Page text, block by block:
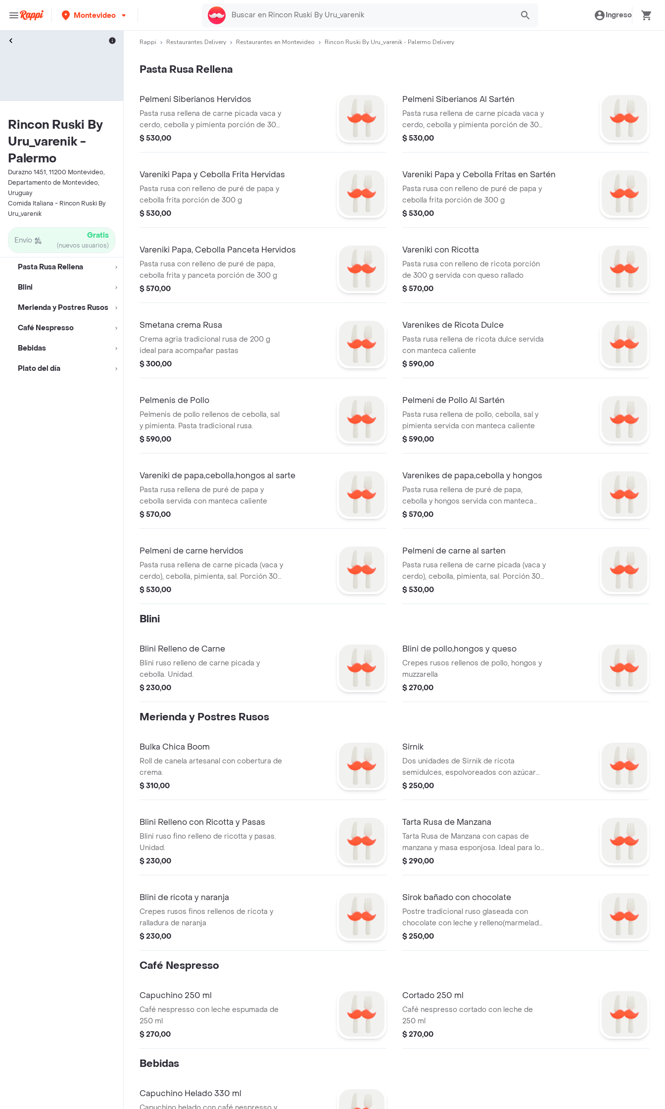
Montevideo Ingreso
Rincon Ruski By
Uru_varenik -
Palermo
Durazno 1451, 11200 Montevideo,
Departamento de Montevideo,
Uruguay
Comida Italiana - Rincon Ruski By
Uru_varenik
Envío Gratis
(nuevos usuarios)
Pasta Rusa Rellena
Blini
Merienda y Postres Rusos
Café Nespresso
Bebidas
Plato del día
Rappi Restaurantes Delivery Restaurantes en Montevideo Rincon Ruski By Uru_varenik - Palermo Delivery
Pasta Rusa Rellena
Pelmeni Siberianos Hervidos
Pasta rusa rellena de carne picada vaca y
cerdo, cebolla y pimienta porción de 300
g
$ 530,00
Pelmeni Siberianos Al Sartén
Pasta rusa rellena de carne picada vaca y
cerdo, cebolla y pimienta porción de 300
g
$ 530,00
Vareniki Papa y Cebolla Frita Hervidas
Pasta rusa con relleno de puré de papa y
cebolla frita porción de 300 g
$ 530,00
Vareniki Papa y Cebolla Fritas en Sartén
Pasta rusa con relleno de puré de papa y
cebolla frita porción de 300 g
$ 530,00
Vareniki Papa, Cebolla Panceta Hervidos
Pasta rusa con relleno de puré de papa,
cebolla frita y panceta porción de 300 g
$ 570,00
Vareniki con Ricotta
Pasta rusa con relleno de ricota porción
de 300 g servida con queso rallado
$ 570,00
Smetana crema Rusa
Crema agria tradicional rusa de 200 g
ideal para acompañar pastas
$ 300,00
Varenikes de Ricota Dulce
Pasta rusa rellena de ricota dulce servida
con manteca caliente
$ 590,00
Pelmenis de Pollo
Pelmenis de pollo rellenos de cebolla, sal
y pimienta. Pasta tradicional rusa.
$ 590,00
Pelmeni de Pollo Al Sartén
Pasta rusa rellena de pollo, cebolla, sal y
pimienta servida con manteca caliente
$ 590,00
Vareniki de papa,cebolla,hongos al sarte
Pasta rusa rellena de puré de papa y
cebolla servida con manteca caliente
$ 570,00
Varenikes de papa,cebolla y hongos
Pasta rusa rellena de puré de papa,
cebolla y hongos servida con manteca
caliente
$ 570,00
Pelmeni de carne hervidos
Pasta rusa rellena de carne picada (vaca y
cerdo), cebolla, pimienta, sal. Porción 300
g. Servida con manteca caliente. Tambien
$ 530,00
Pelmeni de carne al sarten
Pasta rusa rellena de carne picada (vaca y
cerdo), cebolla, pimienta, sal. Porción 300
g. Servida con manteca caliente. Tambien
$ 530,00
Blini
Blini Relleno de Carne
Blini ruso relleno de carne picada y
cebolla. Unidad.
$ 230,00
Blini de pollo,hongos y queso
Crepes rusos rellenos de pollo, hongos y
muzzarella
$ 270,00
Merienda y Postres Rusos
Bulka Chica Boom
Roll de canela artesanal con cobertura de
crema.
$ 310,00
Sirnik
Dos unidades de Sirnik de ricota
semidulces, espolvoreados con azúcar
impalpable.
$ 250,00
Blini Relleno con Ricotta y Pasas
Blini ruso fino relleno de ricotta y pasas.
Unidad.
$ 230,00
Tarta Rusa de Manzana
Tarta Rusa de Manzana con capas de
manzana y masa esponjosa. Ideal para los
amantes de los postres horneados.
$ 290,00
Blini de ricota y naranja
Crepes rusos finos rellenos de ricota y
ralladura de naranja
$ 230,00
Sirok bañado con chocolate
Postre tradicional ruso glaseada con
chocolate con leche y relleno(marmelada
de frutilla, dulce de leche o coco). 60gr.
$ 250,00
Café Nespresso
Capuchino 250 ml
Café nespresso con leche espumada de
250 ml
$ 270,00
Cortado 250 ml
Café nespresso cortado con leche de
250 ml
$ 270,00
Bebidas
Capuchino Helado 330 ml